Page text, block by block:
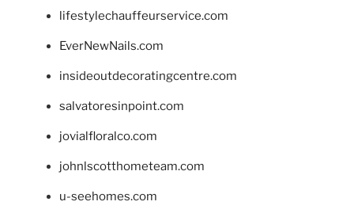
lifestylechauffeurservice.com
EverNewNails.com
insideoutdecoratingcentre.com
salvatoresinpoint.com
jovialfloralco.com
johnlscotthometeam.com
u-seehomes.com